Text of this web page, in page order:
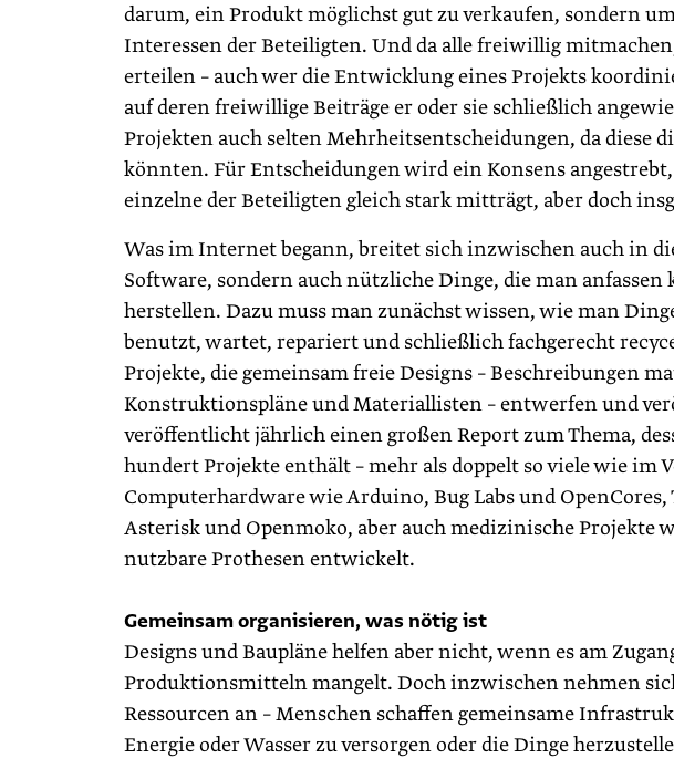
darum, ein Produkt möglichst gut zu verkaufen, sondern
Interessen der Beteiligten. Und da alle freiwillig
erteilen – auch wer die Entwicklung eines Projekts
auf deren freiwillige Beiträge er oder sie schließlich
Projekten auch selten Mehrheitsentscheidungen, da diese
könnten. Für Entscheidungen wird ein Konsens
einzelne der Beteiligten gleich stark mitträgt, aber doch
Was im Internet begann, breitet sich inzwischen auch in
Software, sondern auch nützliche Dinge, die man anfassen
herstellen. Dazu muss man zunächst wissen, wie man
benutzt, wartet, repariert und schließlich fachgerecht
Projekte, die gemeinsam freie Designs – Beschreibungen
Konstruktionspläne und Materiallisten – entwerfen und
veröffentlicht jährlich einen großen Report zum Thema,
hundert Projekte enthält – mehr als doppelt so viele wie im
Computerhardware wie Arduino, Bug Labs und
Asterisk und Openmoko, aber auch medizinische Projekte
nutzbare Prothesen entwickelt.
Gemeinsam organisieren, was nötig ist
Designs und Baupläne helfen aber nicht, wenn es am
Produktionsmitteln mangelt. Doch inzwischen nehmen
Ressourcen an – Menschen schaffen gemeinsame
Energie oder Wasser zu versorgen oder die Dinge